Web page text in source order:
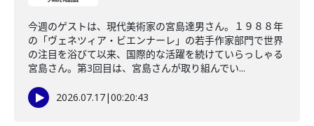
今週のゲストは、現代美術家の宮島達男さん。１９８８年
の「ヴェネツィア・ビエンナーレ」の若手作家部門で世界
の注目を浴びて以来、国際的な活躍を続けていらっしゃる
宮島さん。第3回目は、宮島さんが取り組んでい...
2026.07.17|00:20:43